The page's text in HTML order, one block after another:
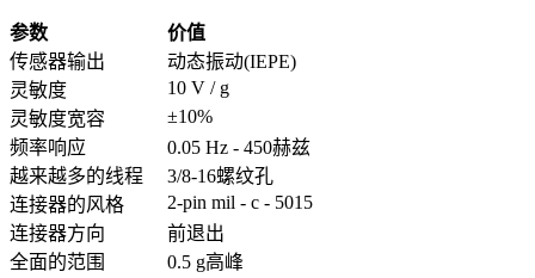
参数
价值
传感器输出
动态振动(IEPE)
灵敏度
10 V / g
灵敏度宽容
±10%
频率响应
0.05 Hz - 450赫兹
越来越多的线程
3/8-16螺纹孔
连接器的风格
2-pin mil - c - 5015
连接器方向
前退出
全面的范围
0.5 g高峰